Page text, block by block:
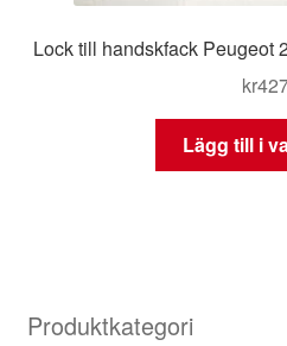
Lock till handskfack Peugeot
kr
Lägg till i
Produktkategori